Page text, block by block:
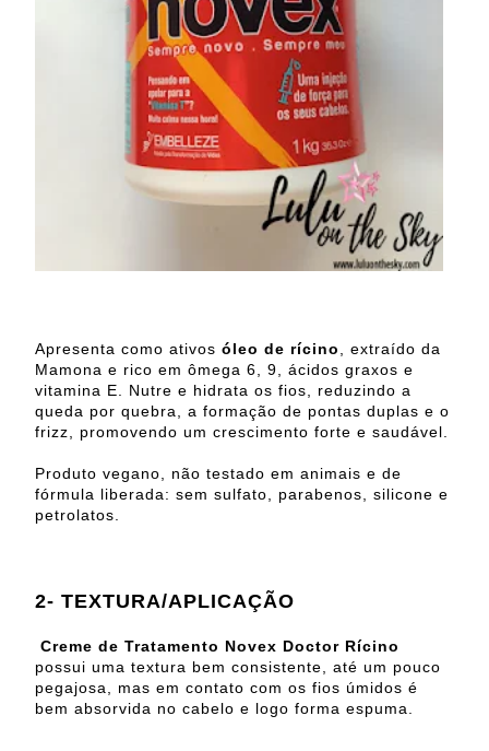
Apresenta como ativos óleo de rícino
, extraído da
Mamona e rico em ômega 6, 9, ácidos graxos e
vitamina E. Nutre e hidrata os fios, reduzindo a
queda por quebra, a formação de pontas duplas e o
frizz, promovendo um crescimento forte e saudável.
Produto vegano, não testado em animais e de
fórmula liberada: sem sulfato, parabenos, silicone e
petrolatos.
2- TEXTURA/APLICAÇÃO
Creme de Tratamento Novex Doctor Rícino
possui uma textura bem consistente, até um pouco
pegajosa, mas em contato com os fios úmidos é
bem absorvida no cabelo e logo forma espuma.